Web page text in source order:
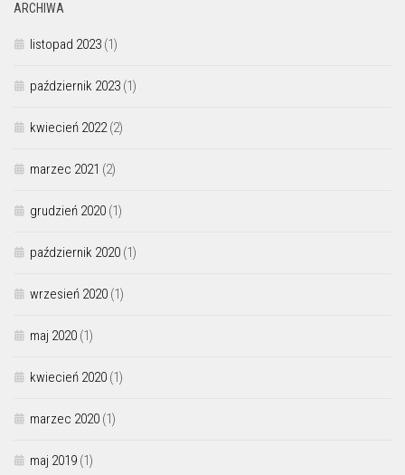
ARCHIWA
listopad 2023 (1)
październik 2023 (1)
kwiecień 2022(2)
marzec 2021 (2)
grudzień 2020 (1)
październik 2020 (1)
wrzesień 2020 (1)
maj 2020 (1)
kwiecień 2020 (1)
marzec 2020 (1)
maj 2019 (1)